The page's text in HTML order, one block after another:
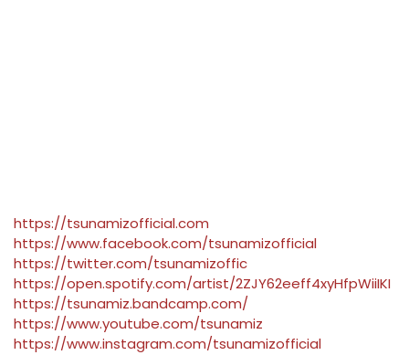
https://tsunamizofficial.com
https://www.facebook.com/tsunamizofficial
https://twitter.com/tsunamizoffic
https://open.spotify.com/artist/2ZJY62eeff4xyHfpWiiIKI
https://tsunamiz.bandcamp.com/
https://www.youtube.com/tsunamiz
https://www.instagram.com/tsunamizofficial